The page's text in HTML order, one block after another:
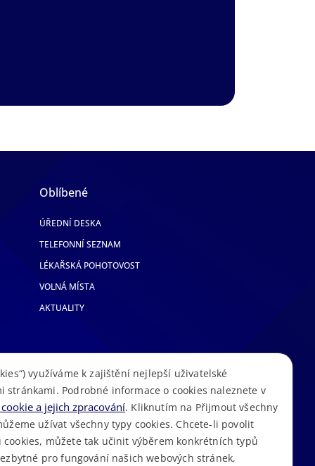
Oblíbené
ÚŘEDNÍ DESKA
TELEFONNÍ SEZNAM
LÉKAŘSKÁ POHOTOVOST
VOLNÁ MÍSTA
AKTUALITY
•Mapa stránek•Cookies •Prohlášení o přístupnosti•GDPR
využíváme k zajištění nejlepší uživatelské
stránkami. Podrobné informace o cookies naleznete v
a jejich zpracování. Kliknutím na Přijmout všechny
užívat všechny typy cookies. Chcete-li povolit
můžete tak učinit výběrem konkrétních typů
pro fungování našich webových stránek,